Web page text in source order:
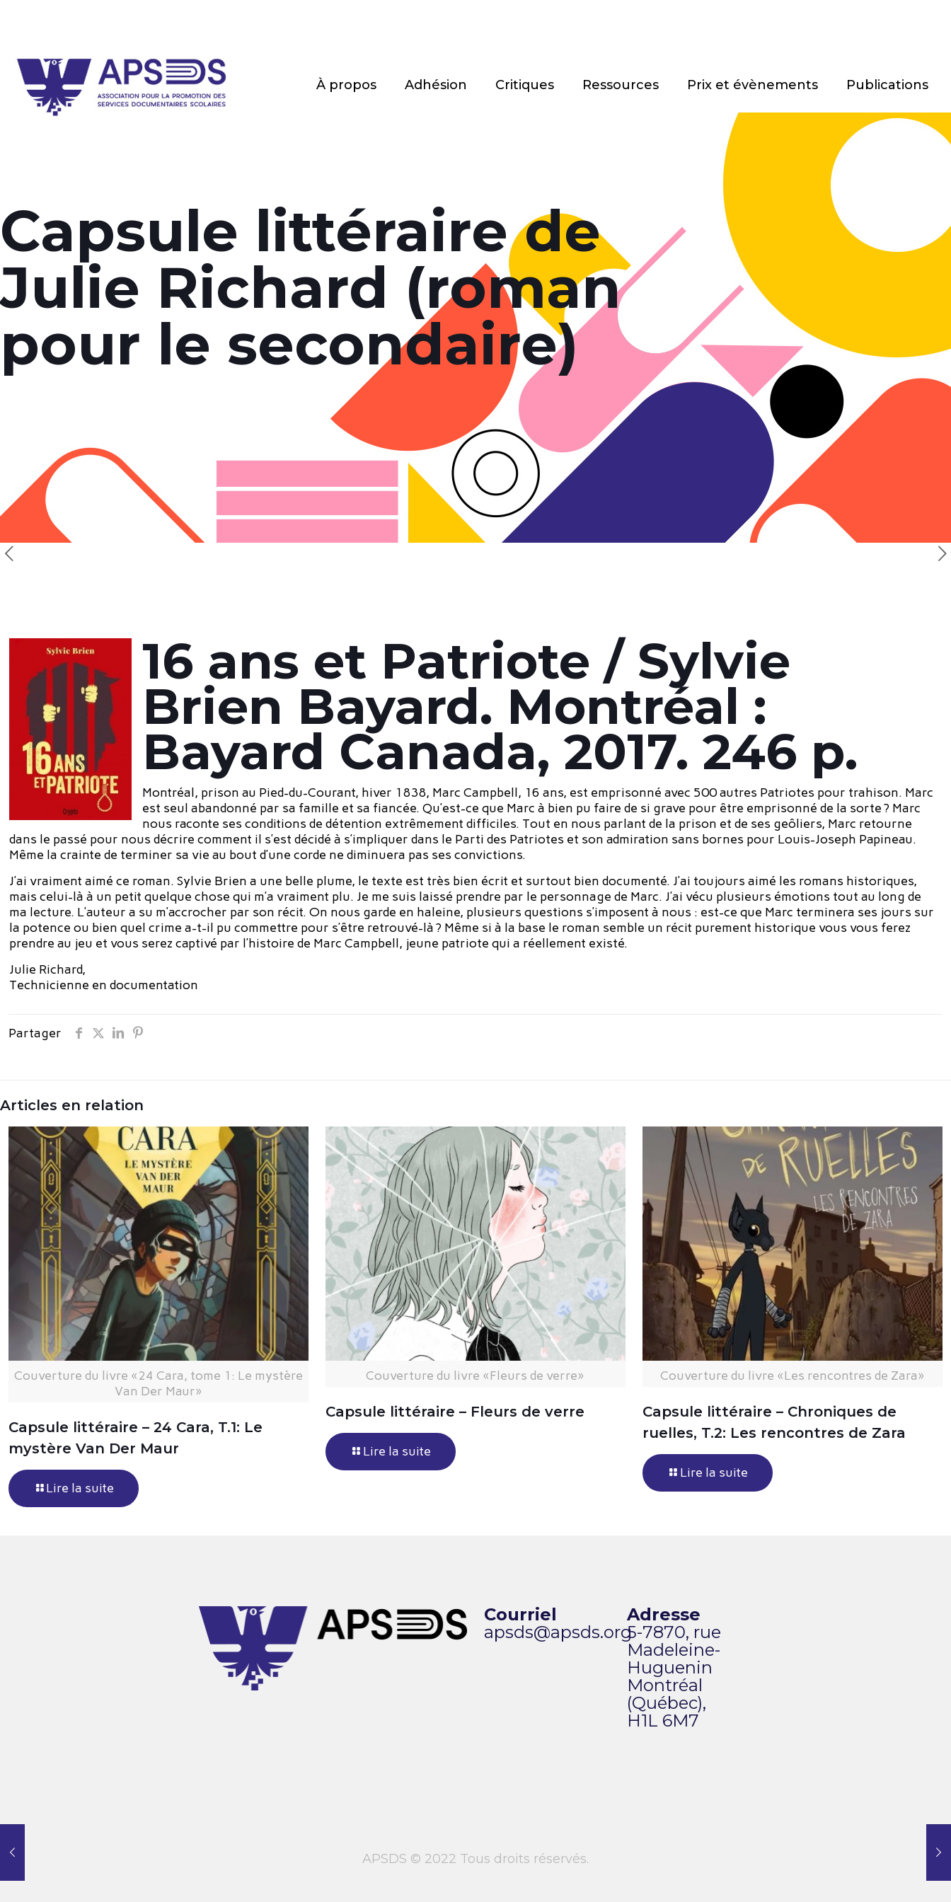
À propos Adhésion Critiques Ressources Prix et évènements Publications
Capsule littéraire de
Julie Richard (roman
pour le secondaire)
16 ans et Patriote / Sylvie
Brien Bayard. Montréal :
Bayard Canada, 2017. 246 p.
Montréal, prison au Pied-du-Courant, hiver 1838, Marc Campbell, 16 ans, est emprisonné avec 500 autres Patriotes pour trahison. Marc
est seul abandonné par sa famille et sa fiancée. Qu’est-ce que Marc à bien pu faire de si grave pour être emprisonné de la sorte ? Marc
nous raconte ses conditions de détention extrêmement difficiles. Tout en nous parlant de la prison et de ses geôliers, Marc retourne
dans le passé pour nous décrire comment il s’est décidé à s’impliquer dans le Parti des Patriotes et son admiration sans bornes pour Louis-Joseph Papineau.
Même la crainte de terminer sa vie au bout d’une corde ne diminuera pas ses convictions.
J’ai vraiment aimé ce roman. Sylvie Brien a une belle plume, le texte est très bien écrit et surtout bien documenté. J’ai toujours aimé les romans historiques,
mais celui-là à un petit quelque chose qui m’a vraiment plu. Je me suis laissé prendre par le personnage de Marc. J’ai vécu plusieurs émotions tout au long de
ma lecture. L’auteur a su m’accrocher par son récit. On nous garde en haleine, plusieurs questions s’imposent à nous : est-ce que Marc terminera ses jours sur
la potence ou bien quel crime a-t-il pu commettre pour s’être retrouvé-là ? Même si à la base le roman semble un récit purement historique vous vous ferez
prendre au jeu et vous serez captivé par l’histoire de Marc Campbell, jeune patriote qui a réellement existé.
Julie Richard,
Technicienne en documentation
Partager
Articles en relation
Couverture du livre «24 Cara, tome 1: Le mystère
Van Der Maur»
Capsule littéraire – 24 Cara, T.1: Le
mystère Van Der Maur
Lire la suite
Couverture du livre «Fleurs de verre»
Capsule littéraire – Fleurs de verre
Lire la suite
Couverture du livre «Les rencontres de Zara»
Capsule littéraire – Chroniques de
ruelles, T.2: Les rencontres de Zara
Lire la suite
Courriel
apsds@apsds.org
Adresse
5-7870, rue
Madeleine-
Huguenin
Montréal
(Québec),
H1L 6M7
APSDS © 2022 Tous droits réservés.